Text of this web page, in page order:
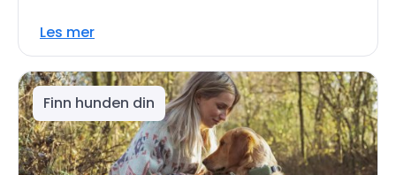
Les mer
Finn hunden din